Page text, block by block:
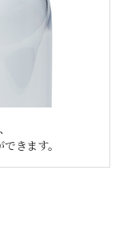
きます。